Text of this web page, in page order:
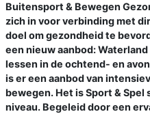
Buitensport & Bewegen
zich in voor verbinding met
doel om gezondheid te
een nieuw aanbod:
lessen in de ochtend- en
is er een aanbod van
bewegen. Het is Sport & Spel
niveau. Begeleid door een